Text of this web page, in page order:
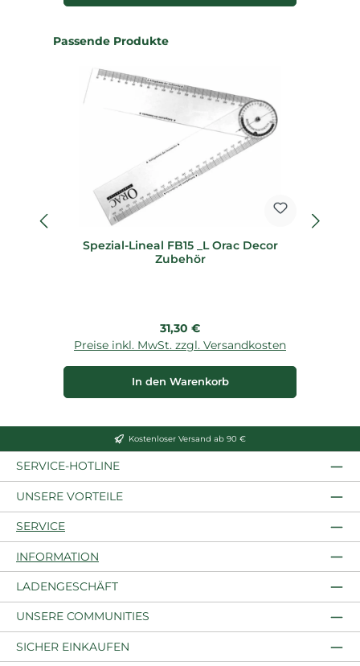
Produktgalerie überspringen
Passende Produkte
Spezial-Lineal FB15 _L Orac Decor
Zubehör
Regulärer Preis:
31,30 €
Preise inkl. MwSt. zzgl. Versandkosten
In den Warenkorb
Kostenloser Versand ab 90 €
SERVICE-HOTLINE
UNSERE VORTEILE
SERVICE
INFORMATION
LADENGESCHÄFT
UNSERE COMMUNITIES
SICHER EINKAUFEN